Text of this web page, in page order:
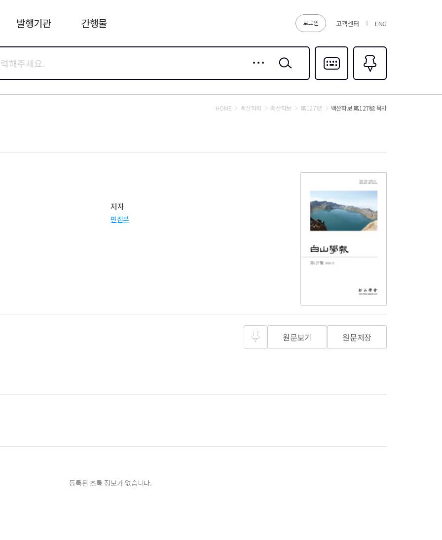
로그인 고객센터 ENG
발행기관 간행물
검색
다국어입력
즐겨찾기0
HOME 백산학회 백산학보 第127號 백산학보 第127號 목차
저자
편집부
원문보기 원문저장
등록된 초록 정보가 없습니다.